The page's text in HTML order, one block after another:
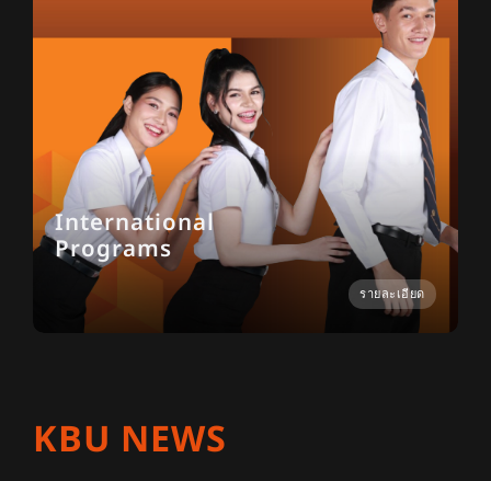
International
Programs
รายละเอียด
KBU NEWS